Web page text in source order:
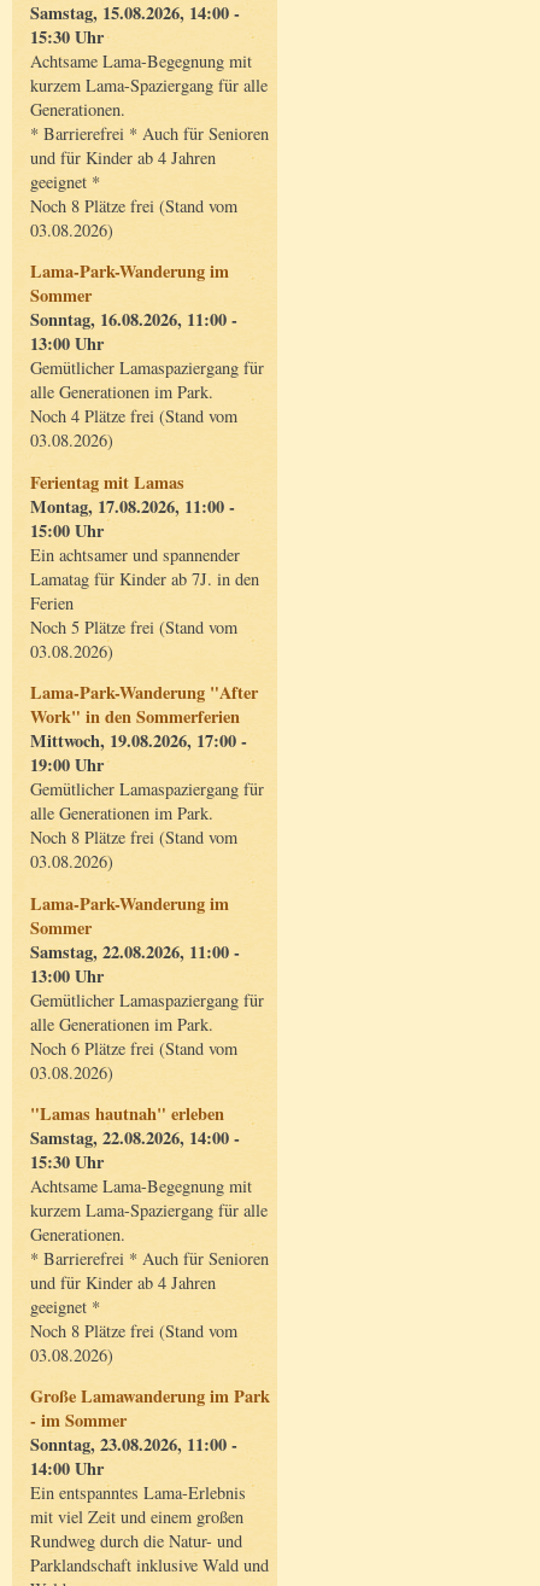
Samstag, 15.08.2026, 14:00 -
15:30 Uhr
Achtsame Lama-Begegnung mit
kurzem Lama-Spaziergang für alle
Generationen.
* Barrierefrei * Auch für Senioren
und für Kinder ab 4 Jahren
geeignet *
Noch 8 Plätze frei (Stand vom
03.08.2026)
Lama-Park-Wanderung im
Sommer
Sonntag, 16.08.2026, 11:00 -
13:00 Uhr
Gemütlicher Lamaspaziergang für
alle Generationen im Park.
Noch 4 Plätze frei (Stand vom
03.08.2026)
Ferientag mit Lamas
Montag, 17.08.2026, 11:00 -
15:00 Uhr
Ein achtsamer und spannender
Lamatag für Kinder ab 7J. in den
Ferien
Noch 5 Plätze frei (Stand vom
03.08.2026)
Lama-Park-Wanderung "After
Work" in den Sommerferien
Mittwoch, 19.08.2026, 17:00 -
19:00 Uhr
Gemütlicher Lamaspaziergang für
alle Generationen im Park.
Noch 8 Plätze frei (Stand vom
03.08.2026)
Lama-Park-Wanderung im
Sommer
Samstag, 22.08.2026, 11:00 -
13:00 Uhr
Gemütlicher Lamaspaziergang für
alle Generationen im Park.
Noch 6 Plätze frei (Stand vom
03.08.2026)
"Lamas hautnah" erleben
Samstag, 22.08.2026, 14:00 -
15:30 Uhr
Achtsame Lama-Begegnung mit
kurzem Lama-Spaziergang für alle
Generationen.
* Barrierefrei * Auch für Senioren
und für Kinder ab 4 Jahren
geeignet *
Noch 8 Plätze frei (Stand vom
03.08.2026)
Große Lamawanderung im Park
- im Sommer
Sonntag, 23.08.2026, 11:00 -
14:00 Uhr
Ein entspanntes Lama-Erlebnis
mit viel Zeit und einem großen
Rundweg durch die Natur- und
Parklandschaft inklusive Wald und